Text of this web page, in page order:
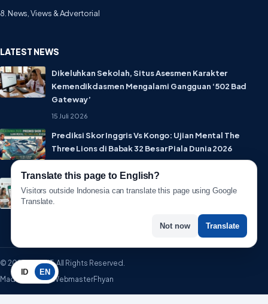
8. News, Views & Advertorial
LATEST NEWS
Dikeluhkan Sekolah, Situs Asesmen Karakter
Kemendikdasmen Mengalami Gangguan ‘502 Bad
Gateway’
15 Juli 2026
Prediksi Skor Inggris Vs Kongo: Ujian Mental The
Three Lions di Babak 32 Besar Piala Dunia 2026
© 2026 WartaIT. All Rights Reserved.
Made with ♥ by WebmasterFhyan
ID EN
Translate this page to English?
Visitors outside Indonesia can translate this page using Google
Translate.
Not now Translate